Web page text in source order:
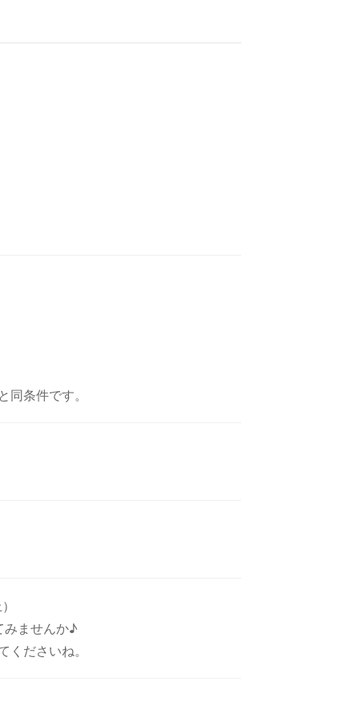
条件です。
ませんか♪
ださいね。